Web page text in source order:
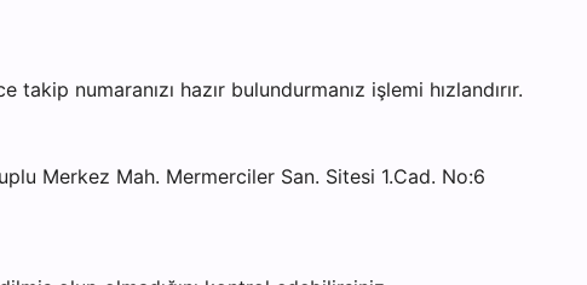
numaranızı hazır bulundurmanız işlemi hızlandırır.
Merkez Mah. Mermerciler San. Sitesi 1.Cad. No:6